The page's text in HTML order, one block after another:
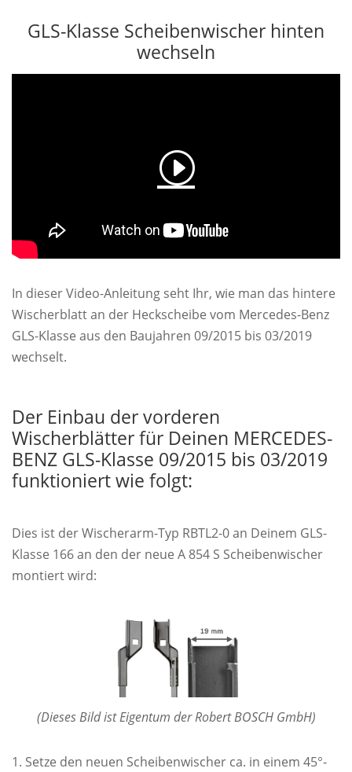
GLS-Klasse Scheibenwischer hinten
wechseln
In dieser Video-Anleitung seht Ihr, wie man das hintere
Wischerblatt an der Heckscheibe vom Mercedes-Benz
GLS-Klasse aus den Baujahren 09/2015 bis 03/2019
wechselt.
Der Einbau der vorderen
Wischerblätter für Deinen MERCEDES-
BENZ GLS-Klasse 09/2015 bis 03/2019
funktioniert wie folgt:
Dies ist der Wischerarm-Typ RBTL2-0 an Deinem GLS-
Klasse 166 an den der neue A 854 S Scheibenwischer
montiert wird:
(Dieses Bild ist Eigentum der Robert BOSCH GmbH)
Setze den neuen Scheibenwischer ca. in einem 45°-